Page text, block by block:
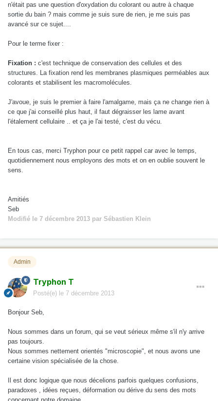
n'était pas une question d'oxydation du colorant ou autre à chaque
sortie du bain ? mais comme je suis sure de rien, je me suis pas
avancé sur ce sujet....
Pour le terme fixer :
Fixation : c'est technique de conservation des cellules et des
structures. La fixation rend les membranes plasmiques perméables aux
colorants et stabilisent les macromolécules.
J'avoue, je suis le premier à faire l'amalgame, mais ça ne change rien à
ce que j'ai conseillé plus haut, il faut dégraisser les lame avant
l'étalement cellulaire .. et ça je l'ai testé, c'est du vécu.
En tous cas, merci Tryphon pour ce petit rappel car avec le temps,
quotidiennement nous employons des mots et on en oublie souvent le
sens.
Amitiés
Seb
Modifié le 7 décembre 2013 par Sébastien Klein
Admin
Tryphon T
Posté(e) le 7 décembre 2013
Bonjour Seb,
Nous sommes dans un forum, qui se veut sérieux même s'il n'y arrive
pas toujours.
Nous sommes nettement orientés "microscopie", et nous avons une
certaine vision spécialisée de la chose.
Il est donc logique que nous décelions parfois quelques confusions,
paradoxes , idées reçues, déformation ou dérive du sens des mots